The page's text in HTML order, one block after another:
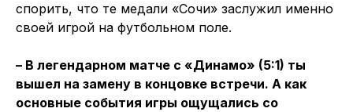
спорить, что те медали «Сочи» заслужил именно
своей игрой на футбольном поле.
– В легендарном матче с «Динамо» (5:1) ты
вышел на замену в концовке встречи. А как
основные события игры ощущались со